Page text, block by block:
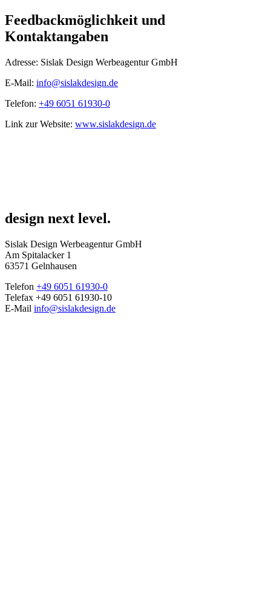
Feedbackmöglichkeit und
Kontaktangaben
Adresse: Sislak Design Werbeagentur GmbH
E-Mail: info@sislakdesign.de
Telefon: +49 6051 61930-0
Link zur Website: www.sislakdesign.de
design next level.
Sislak Design Werbeagentur GmbH
Am Spitalacker 1
63571 Gelnhausen
Telefon +49 6051 61930-0
Telefax +49 6051 61930-10
E-Mail info@sislakdesign.de